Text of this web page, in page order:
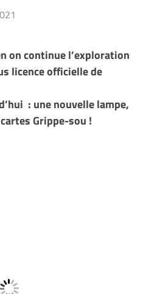
on continue l’exploration
licence officielle de
: une nouvelle lampe,
Grippe-sou !